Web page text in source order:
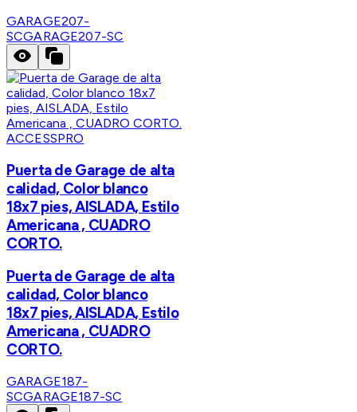
GARAGE207-
SCGARAGE207-SC
ACCESSPRO
Puerta de Garage de alta
calidad, Color blanco
18x7 pies, AISLADA, Estilo
Americana , CUADRO
CORTO.
Puerta de Garage de alta
calidad, Color blanco
18x7 pies, AISLADA, Estilo
Americana , CUADRO
CORTO.
GARAGE187-
SCGARAGE187-SC